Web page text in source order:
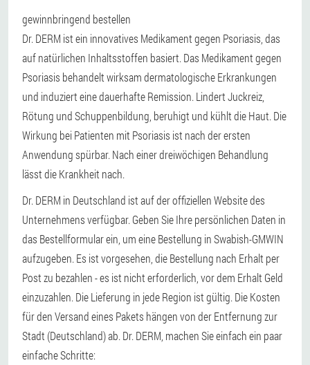
gewinnbringend bestellen
Dr. DERM ist ein innovatives Medikament gegen Psoriasis, das
auf natürlichen Inhaltsstoffen basiert. Das Medikament gegen
Psoriasis behandelt wirksam dermatologische Erkrankungen
und induziert eine dauerhafte Remission. Lindert Juckreiz,
Rötung und Schuppenbildung, beruhigt und kühlt die Haut. Die
Wirkung bei Patienten mit Psoriasis ist nach der ersten
Anwendung spürbar. Nach einer dreiwöchigen Behandlung
lässt die Krankheit nach.
Dr. DERM in Deutschland ist auf der offiziellen Website des
Unternehmens verfügbar. Geben Sie Ihre persönlichen Daten in
das Bestellformular ein, um eine Bestellung in Swabish-GMWIN
aufzugeben. Es ist vorgesehen, die Bestellung nach Erhalt per
Post zu bezahlen - es ist nicht erforderlich, vor dem Erhalt Geld
einzuzahlen. Die Lieferung in jede Region ist gültig. Die Kosten
für den Versand eines Pakets hängen von der Entfernung zur
Stadt (Deutschland) ab. Dr. DERM, machen Sie einfach ein paar
einfache Schritte: